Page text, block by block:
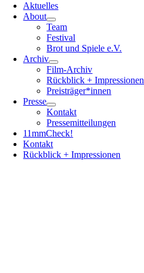
Aktuelles
About
Team
Festival
Brot und Spiele e.V.
Archiv
Film-Archiv
Rückblick + Impressionen
Preisträger*innen
Presse
Kontakt
Pressemitteilungen
11mmCheck!
Kontakt
Rückblick + Impressionen